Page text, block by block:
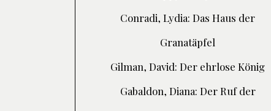
Conradi, Lydia: Das Haus der
Granatäpfel
Gilman, David: Der ehrlose König
Gabaldon, Diana: Der Ruf der